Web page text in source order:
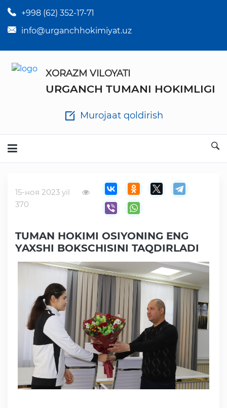
+998 (62) 352-17-71
info@urganchhokimiyat.uz
XORAZM VILOYATI
URGANCH TUMANI HOKIMLIGI
Murojaat qoldirish
Tuman hokim qarorlari
Tuman hokimi farmoyishlari
Tuman hokimligi ish yuritish yo'riqnomasi
Analitik hisobot va tahlillar
Faoliyat
Statistik va tahliliy axborotlar
Davlat dasturi ijrosi
Sayyor qabullar
15-ноя 2023 yil
370
TUMAN HOKIMI OSIYONING ENG
YAXSHI BOKSCHISINI TAQDIRLADI